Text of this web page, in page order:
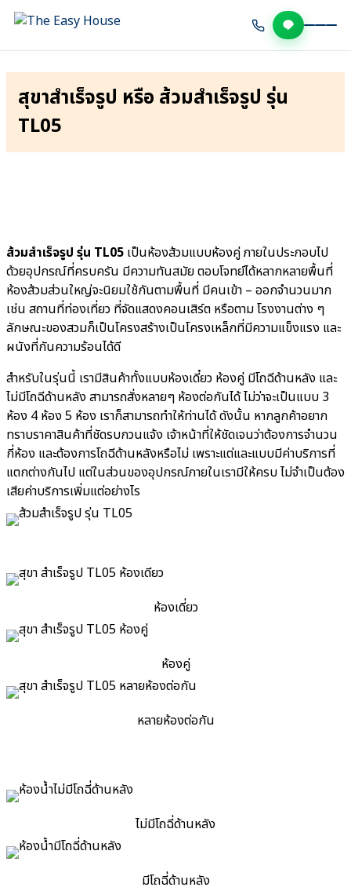
สุขาสำเร็จรูป หรือ ส้วมสำเร็จรูป รุ่น
TL05
ส้วมสำเร็จรูป รุ่น TL05 เป็นห้องส้วมแบบห้องคู่ ภายในประกอบไป
ด้วยอุปกรณ์ที่ครบครัน มีความทันสมัย ตอบโจทย์ได้หลากหลายพื้นที่
ห้องส้วมส่วนใหญ่จะนิยมใช้กันตามพื้นที่ มีคนเข้า – ออกจำนวนมาก
เช่น สถานที่ท่องเที่ยว ที่จัดแสดงคอนเสิร์ต หรือตาม โรงงานต่าง ๆ
ลักษณะของสวมก็เป็นโครงสร้างเป็นโครงเหล็กที่มีความแข็งแรง และ
ผนังที่กันความร้อนได้ดี
สำหรับในรุ่นนี้ เรามีสินค้าทั้งแบบห้องเดี๋ยว ห้องคู่ มีโถฉีด้านหลัง และ
ไม่มีโถฉีด้านหลัง สามารถสั่งหลายๆ ห้องต่อกันได้ ไม่ว่าจะเป็นแบบ 3
ห้อง 4 ห้อง 5 ห้อง เราก็สามารถทำให้ท่านได้ ดังนั้น หากลูกค้าอยาก
ทราบราคาสินค้าที่ชัดรบกวนแจ้ง เจ้าหน้าที่ให้ชัดเจนว่าต้องการจำนวน
กี่ห้อง และต้องการโถฉีด้านหลังหรือไม่ เพราะแต่และแบบมีค่าบริการที่
แตกต่างกันไป แต่ในส่วนของอุปกรณ์ภายในเรามีให้ครบ ไม่จำเป็นต้อง
เสียค่าบริการเพิ่มแต่อย่างไร
ห้องเดี่ยว
ห้องคู่
หลายห้องต่อกัน
ไม่มีโถฉี่ด้านหลัง
มีโถฉี่ด้านหลัง